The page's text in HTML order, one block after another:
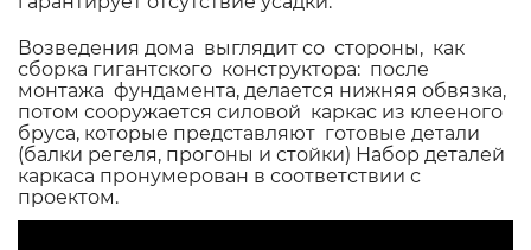
Возведения дома выглядит со стороны, как
сборка гигантского конструктора: после
монтажа фундамента, делается нижняя обвязка,
потом сооружается силовой каркас из клееного
бруса, которые представляют готовые детали
(балки регеля, прогоны и стойки) Набор деталей
каркаса пронумерован в соответствии с
проектом.